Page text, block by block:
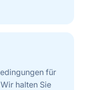
für
halten Sie